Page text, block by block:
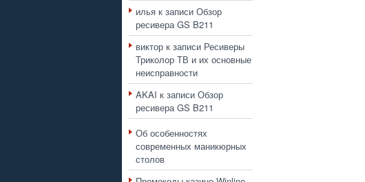
илья к записи Обзор
ресивера GS B211
виктор к записи Ресиверы
Триколор ТВ и их основные
неисправности
AKAI к записи Обзор
ресивера GS B211
Об особенностях
современных маникюрных
столов